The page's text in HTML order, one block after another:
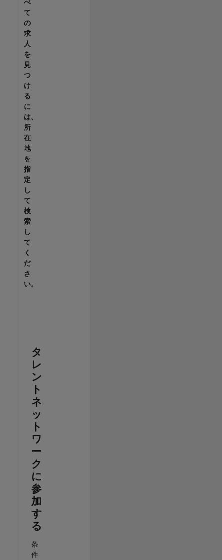
べ
て
の
求
人
を
見
つ
け
る
に
は、
所
在
地
を
指
定
し
て
検
索
し
て
く
だ
さ
い。
タ
レ
ン
ト
ネ
ッ
ト
ワ
ー
ク
に
参
加
す
る
条
件